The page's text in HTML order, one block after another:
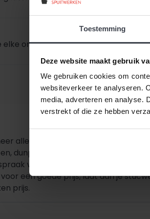
Toestemming
Deze website maakt gebruik
We gebruiken cookies om
websiteverkeer te analyseren.
media, adverteren en analyse.
verstrekt of die ze hebben
elke ondergrond?
alles duurder wordt, houden wij
dunpleisteren of latexspuiten?
vanaf de dag dat uw offerte
een goede prijs, laat dan je
prijs.